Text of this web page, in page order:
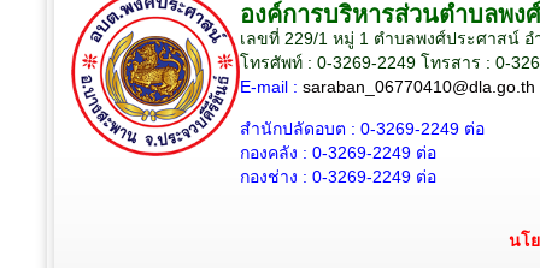
องค์การบริหารส่วนตำบลพง
เลขที่ 229/1 หมู่ 1 ตำบลพงศ์ประศาสน์
โทรศัพท์ : 0-3269-2249 โทรสาร : 0-
E-mail : saraban_06770410@dla.go.th
สำนักปลัดอบต : 0-3269-2249 ต่อ
กองคลัง : 0-3269-2249 ต่อ
กองช่าง : 0-3269-2249 ต่อ
นโ